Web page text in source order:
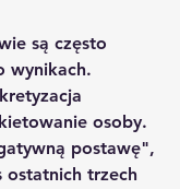
są często
wynikach.
osoby.
postawę",
trzech